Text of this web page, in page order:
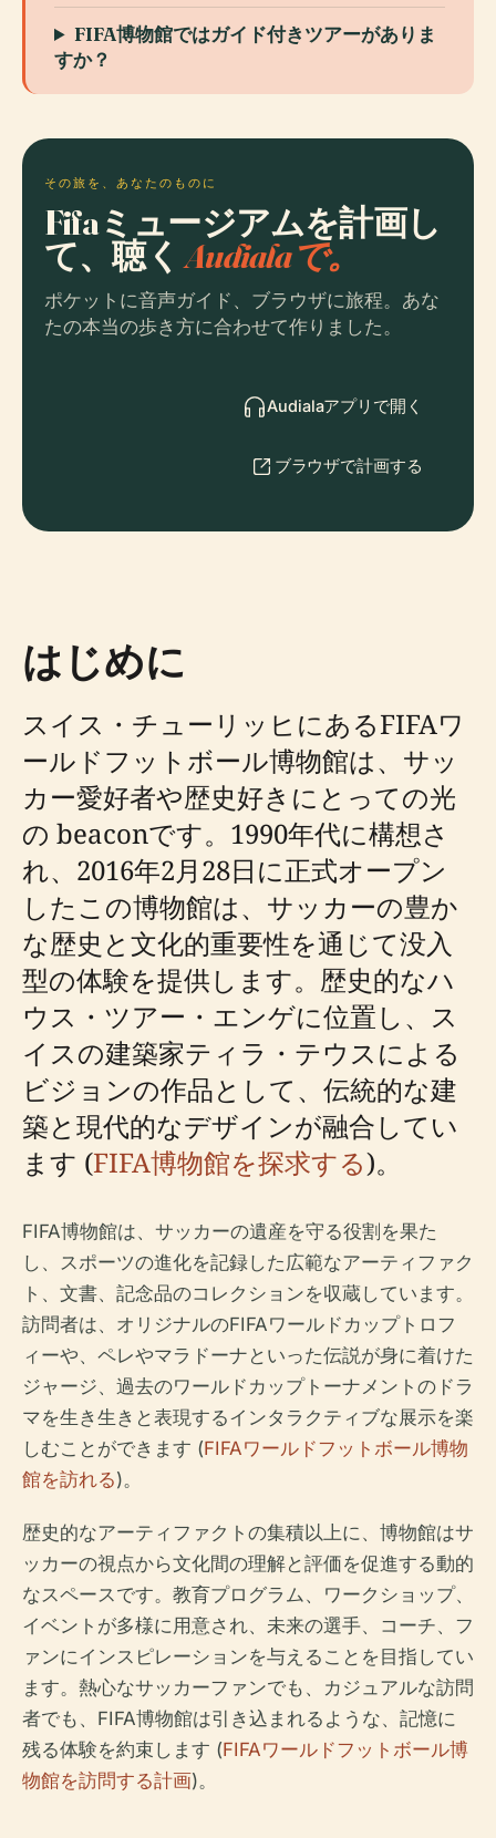
FIFA博物館ではガイド付きツアーがありま
すか？
その旅を、あなたのものに
Fifaミュージアムを計画し
て、聴くAudialaで。
ポケットに音声ガイド、ブラウザに旅程。あな
たの本当の歩き方に合わせて作りました。
Audialaアプリで開く
ブラウザで計画する
はじめに
スイス・チューリッヒにあるFIFAワ
ールドフットボール博物館は、サッ
カー愛好者や歴史好きにとっての光
の beaconです。1990年代に構想さ
れ、2016年2月28日に正式オープン
したこの博物館は、サッカーの豊か
な歴史と文化的重要性を通じて没入
型の体験を提供します。歴史的なハ
ウス・ツアー・エンゲに位置し、ス
イスの建築家ティラ・テウスによる
ビジョンの作品として、伝統的な建
築と現代的なデザインが融合してい
ます (FIFA博物館を探求する)。
FIFA博物館は、サッカーの遺産を守る役割を果た
し、スポーツの進化を記録した広範なアーティファク
ト、文書、記念品のコレクションを収蔵しています。
訪問者は、オリジナルのFIFAワールドカップトロフ
ィーや、ペレやマラドーナといった伝説が身に着けた
ジャージ、過去のワールドカップトーナメントのドラ
マを生き生きと表現するインタラクティブな展示を楽
しむことができます (FIFAワールドフットボール博物
館を訪れる)。
歴史的なアーティファクトの集積以上に、博物館はサ
ッカーの視点から文化間の理解と評価を促進する動的
なスペースです。教育プログラム、ワークショップ、
イベントが多様に用意され、未来の選手、コーチ、フ
ァンにインスピレーションを与えることを目指してい
ます。熱心なサッカーファンでも、カジュアルな訪問
者でも、FIFA博物館は引き込まれるような、記憶に
残る体験を約束します (FIFAワールドフットボール博
物館を訪問する計画)。